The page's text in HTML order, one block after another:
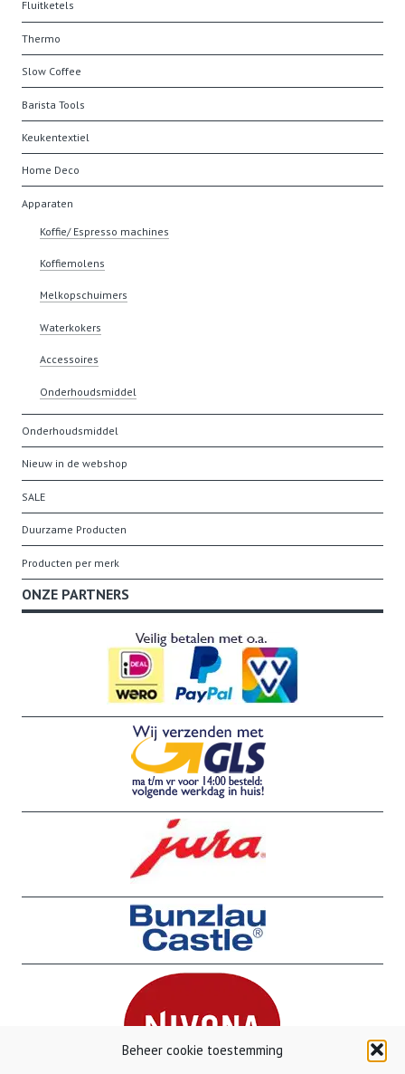
Beheer cookie toestemming
Fluitketels
Thermo
Slow Coffee
Barista Tools
Keukentextiel
Home Deco
Apparaten
Koffie/ Espresso machines
Koffiemolens
Melkopschuimers
Waterkokers
Accessoires
Onderhoudsmiddel
Onderhoudsmiddel
Nieuw in de webshop
SALE
Duurzame Producten
Producten per merk
ONZE PARTNERS